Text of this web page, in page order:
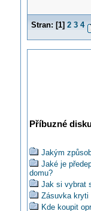
Stran: [1] 2 3 4
Příbuzné
Jakým
Jaké je
domu?
Jak si vybrat
Zásuvka kryti
Kde koupit